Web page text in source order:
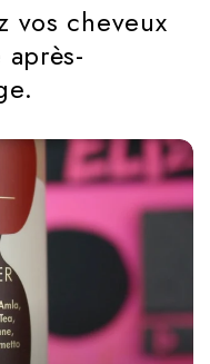
vos cheveux